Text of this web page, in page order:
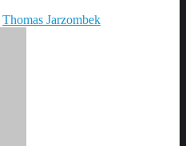
Thomas Jarzombek